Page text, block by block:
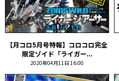
【月コロ5月号特報】コロコロ完全
限定ゾイド「ライガー...
2020年04月11日 16:00